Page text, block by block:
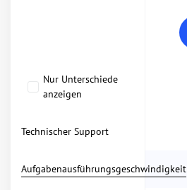
Nur Unterschiede
anzeigen
Technischer Support
Aufgabenausführungsgeschwindigkeit